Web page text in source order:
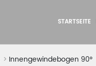
STARTSEITE
Innengewindebogen 90°